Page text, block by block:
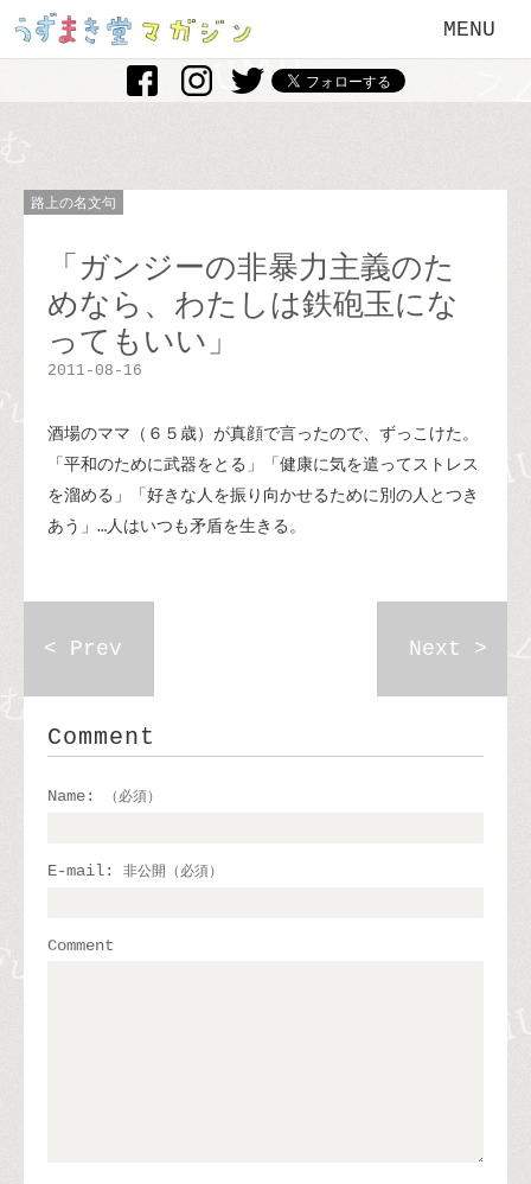
MENU
路上の名文句
「ガンジーの非暴力主義のた
めなら、わたしは鉄砲玉にな
ってもいい」
2011-08-16
酒場のママ（６５歳）が真顔で言ったので、ずっこけた。
「平和のために武器をとる」「健康に気を遣ってストレス
を溜める」「好きな人を振り向かせるために別の人とつき
あう」…人はいつも矛盾を生きる。
< Prev Next >
Comment
Name: （必須）
E-mail: 非公開（必須）
Comment